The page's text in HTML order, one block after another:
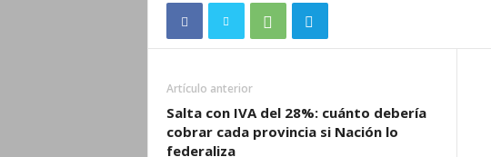
Artículo anterior
Salta con IVA del 28%: cuánto debería
cobrar cada provincia si Nación lo
federaliza